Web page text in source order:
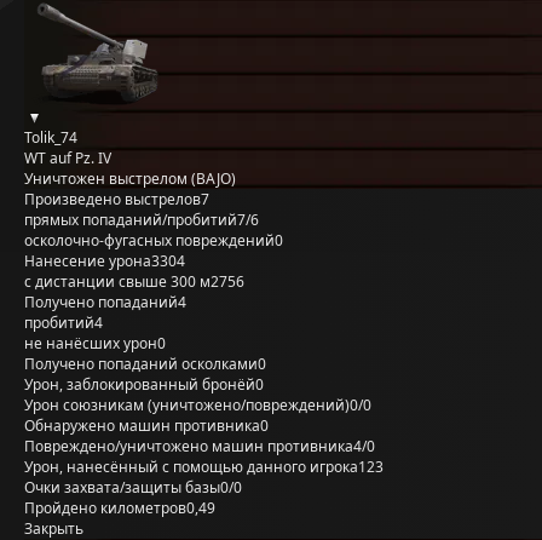
Tolik_74
WT auf Pz. IV
Уничтожен выстрелом (BAJO)
Произведено выстрелов7
прямых попаданий/пробитий7/6
осколочно-фугасных повреждений0
Нанесение урона3304
с дистанции свыше 300 м2756
Получено попаданий4
пробитий4
не нанёсших урон0
Получено попаданий осколками0
Урон, заблокированный бронёй0
Урон союзникам (уничтожено/повреждений)0/0
Обнаружено машин противника0
Повреждено/уничтожено машин противника4/0
Урон, нанесённый с помощью данного игрока123
Очки захвата/защиты базы0/0
Пройдено километров0,49
Закрыть